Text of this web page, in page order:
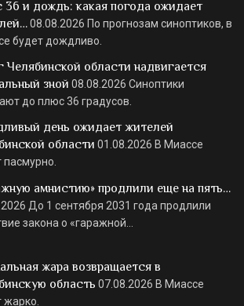
и дождь: какая погода ожидает
08.08.2026 По прогнозам синоптиков, в
будет дождливо.
Челябинской области надвигается
зной 08.08.2026 Синоптики
до плюс 36 градусов.
день ожидает жителей
области 01.08.2026 В Миассе
пасмурно.
амнистию» продлили еще на пять…
До 1 сентября 2031 года продлили
закона о «гаражной…
жара возвращается в
область 07.08.2026 В Миассе
жарко.